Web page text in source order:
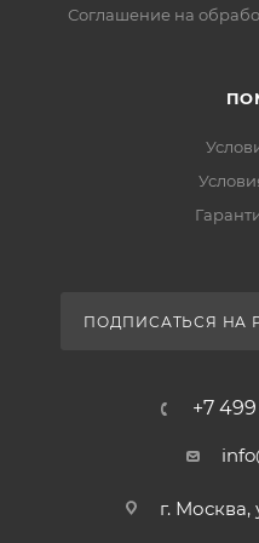
Соглашение на
ПОДПИСАТЬСЯ НА
+7
г.